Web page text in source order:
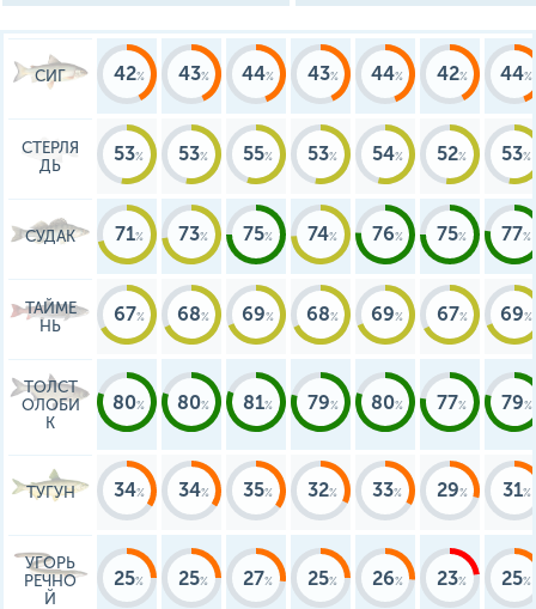
организованы на безопасном
судне, устойчивом к
СИГ 42 43 44 43 44 42 44
СТЕРЛЯ
ДЬ
53 53 55 53 54 52 53
СУДАК 71 73 75 74 76 75 77
ТАЙМЕ
НЬ
67 68 69 68 69 67 69
ТОЛСТ
ОЛОБИ
К
80 80 81 79 80 77 79
ТУГУН 34 34 35 32 33 29 31
УГОРЬ
РЕЧНО
Й
25 25 27 25 26 23 25